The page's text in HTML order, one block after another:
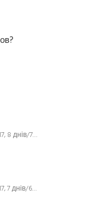
8 днів/7…
7 днів/6…